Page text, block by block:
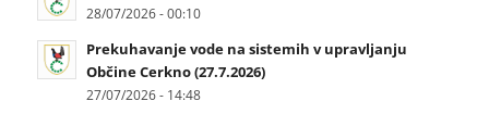
28/07/2026 - 00:10
Prekuhavanje vode na sistemih v upravljanju
Občine Cerkno (27.7.2026)
27/07/2026 - 14:48